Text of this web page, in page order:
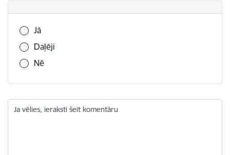
Vai šī informācija bija noderīga?
Jā
Daļēji
Nē
Ja vēlies, ieraksti šeit komentāru